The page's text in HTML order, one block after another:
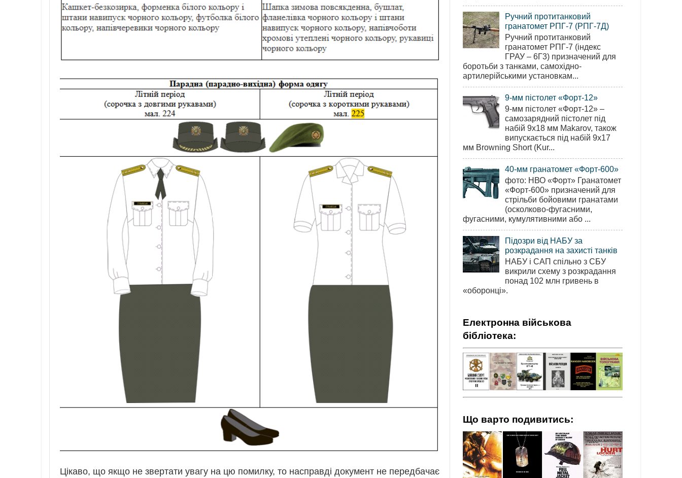
Цікаво, що якщо не звертати увагу на цю помилку, то насправді документ не передбачає
Ручний протитанковий
гранатомет РПГ-7 (РПГ-7Д)
Ручний протитанковий
гранатомет РПГ-7 (індекс
ГРАУ – 6Г3) призначений для
боротьби з танками, самохідно-
артилерійськими установкам...
9-мм пістолет «Форт-12»
9-мм пістолет «Форт-12» –
самозарядний пістолет під
набій 9х18 мм Makarov, також
випускається під набій 9х17
мм Browning Short (Kur...
40-мм гранатомет «Форт-600»
фото: НВО «Форт» Гранатомет
«Форт-600» призначений для
стрільби бойовими гранатами
(осколково-фугасними,
фугасними, кумулятивними або ...
Підозри від НАБУ за
розкрадання на захисті танків
НАБУ і САП спільно з СБУ
викрили схему з розкрадання
понад 102 млн гривень в
«оборонці».
Електронна військова
бібліотека:
Що варто подивитись: